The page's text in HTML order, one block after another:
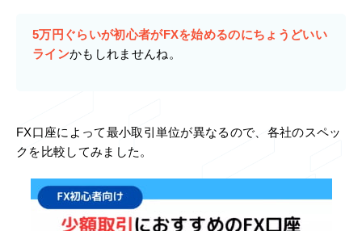
5万円ぐらいが初心者がFXを始めるのにちょうどいい
ラインかもしれませんね。
FX口座によって最小取引単位が異なるので、各社のスペッ
クを比較してみました。